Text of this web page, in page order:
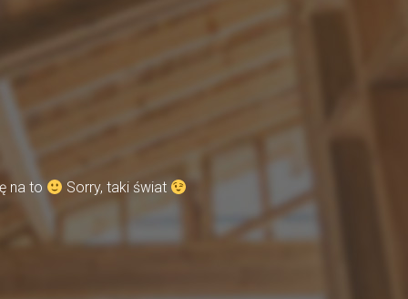
na to
Sorry, taki świat